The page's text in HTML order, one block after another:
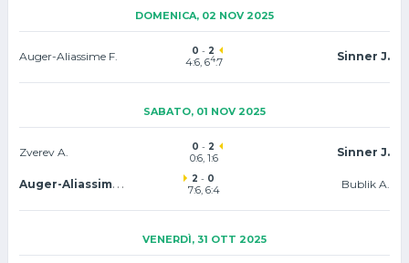
DOMENICA, 02 NOV 2025
Auger-Aliassime F. 0 - 2
4:6, 64:7 Sinner J.
SABATO, 01 NOV 2025
Zverev A. 0 - 2
0:6, 1:6 Sinner J.
Auger-Aliassime F. 2 - 0
7:6, 6:4 Bublik A.
VENERDÌ, 31 OTT 2025